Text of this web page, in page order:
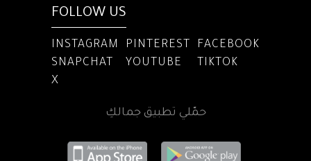
FOLLOW US
INSTAGRAM PINTEREST
FACEBOOK
SNAPCHAT
YOUTUBE
TIKTOK
X
حمّلي تطبيق جمالكِ